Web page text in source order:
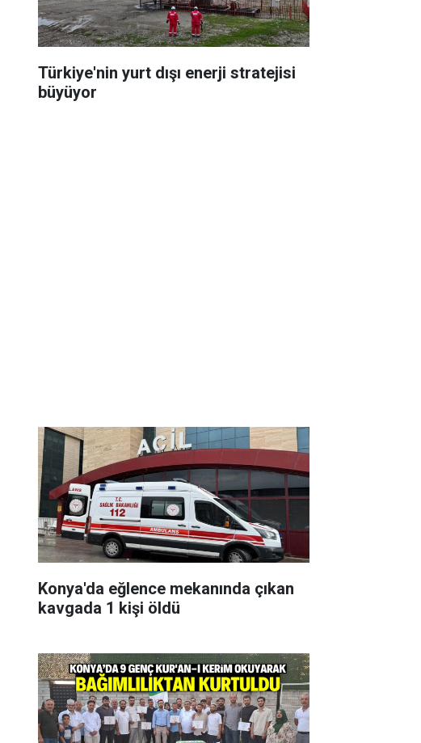
Türkiye'nin yurt dışı enerji stratejisi
büyüyor
Konya'da eğlence mekanında çıkan
kavgada 1 kişi öldü